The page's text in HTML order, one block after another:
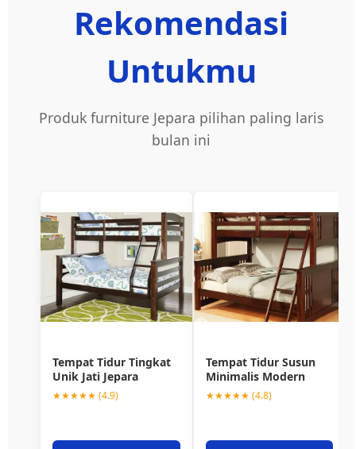
Rekomendasi
Untukmu
Produk furniture Jepara pilihan paling laris
bulan ini
Tempat Tidur Tingkat
Unik Jati Jepara
★★★★★ (4.9)
Tempat Tidur Susun
Minimalis Modern
★★★★★ (4.8)